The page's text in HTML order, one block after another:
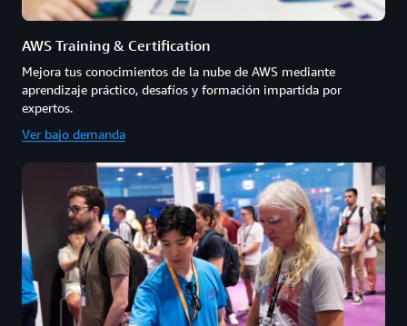
AWS Training & Certification
Mejora tus conocimientos de la nube de AWS mediante
aprendizaje práctico, desafíos y formación impartida por
expertos.
Ver bajo demanda